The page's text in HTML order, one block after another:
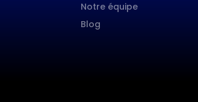
Notre équipe
Blog